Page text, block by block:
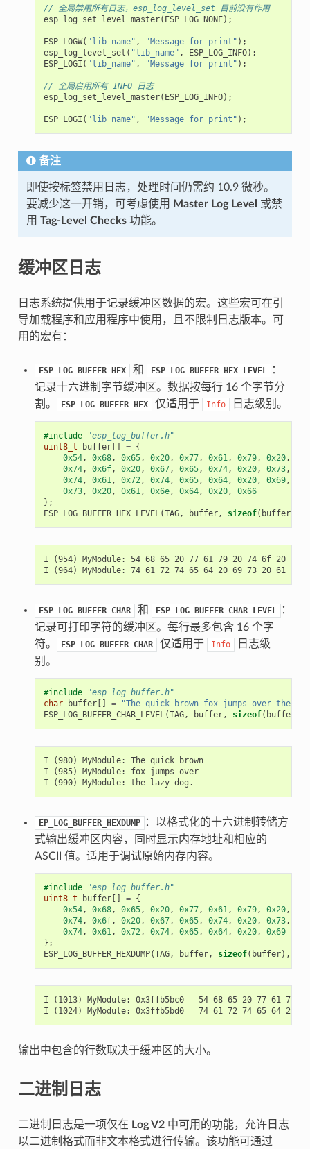
// 全局禁用所有日志，esp_log_level_set 目前没有作用
esp_log_set_level_master( ESP_LOG_NONE);
ESP_LOGW( "lib_name" , "Message for print" );
esp_log_level_set ( "lib_name" , ESP_LOG_INFO);
ESP_LOGI ( "lib_name" , "Message for print" );
// 全局启用所有 INFO 日志
esp_log_set_level_master( ESP_LOG_INFO);
ESP_LOGI ( "lib_name" , "Message for print" );
备注
即使按标签禁用日志，处理时间仍需约 10.9 微秒。
要减少这一开销，可考虑使用
Master Log Level
或禁
用 Tag-Level Checks功能。
缓冲区日志
日志系统提供用于记录缓冲区数据的宏。这些宏可在引
导加载程序和应用程序中使用，且不限制日志版本。可
用的宏有：
ESP_LOG_BUFFER_HEX 和 ESP_LOG_BUFFER_HEX_LEVEL
：
记录十六进制字节缓冲区。数据按每行 16 个字节分
割。
ESP_LOG_BUFFER_HEX 仅适用于 Info 日志级别。
#include
"esp_log_buffer.h"
uint8_t
buffer[] = {
0x54, 0x68, 0x65, 0x20, 0x77, 0x61, 0x79, 0x20,
0x74, 0x6f, 0x20, 0x67, 0x65, 0x74, 0x20, 0x73,
0x74, 0x61, 0x72, 0x74, 0x65, 0x64, 0x20, 0x69,
0x73, 0x20, 0x61, 0x6e, 0x64, 0x20,
0x66
};
ESP_LOG_BUFFER_HEX_LEVEL(TAG, buffer, sizeof( buffer),
I (954) MyModule: 54 68 65 20 77 61 79 20 74 6f 20 67
ESP_LOG_BUFFER_CHAR 和 ESP_LOG_BUFFER_CHAR_LEVEL
：
记录可打印字符的缓冲区。每行最多包含 16 个字
符。
ESP_LOG_BUFFER_CHAR 仅适用于 Info
日志级
别。
#include
"esp_log_buffer.h"
char
buffer[] =
"The quick brown fox jumps over the
ESP_LOG_BUFFER_CHAR_LEVEL(TAG, buffer, sizeof( buffer
I (980) MyModule: The quick brown
I (985) MyModule: fox jumps over
EP_LOG_BUFFER_HEXDUMP
：以格式化的十六进制转储方
式输出缓冲区内容，同时显示内存地址和相应的
ASCII 值。适用于调试原始内存内容。
#include
"esp_log_buffer.h"
uint8_t
buffer[] = {
0x54, 0x68, 0x65, 0x20, 0x77, 0x61, 0x79, 0x20,
0x74, 0x6f, 0x20, 0x67, 0x65, 0x74, 0x20, 0x73,
0x74, 0x61, 0x72, 0x74, 0x65, 0x64, 0x20,
0x69
};
ESP_LOG_BUFFER_HEXDUMP(TAG, buffer, sizeof( buffer),
I (1013) MyModule: 0x3ffb5bc0   54 68 65 20 77 61 79
输出中包含的行数取决于缓冲区的大小。
二进制日志
二进制日志是一项仅在 Log V2中可用的功能，允许日志
以二进制格式而非文本格式进行传输。该功能可通过